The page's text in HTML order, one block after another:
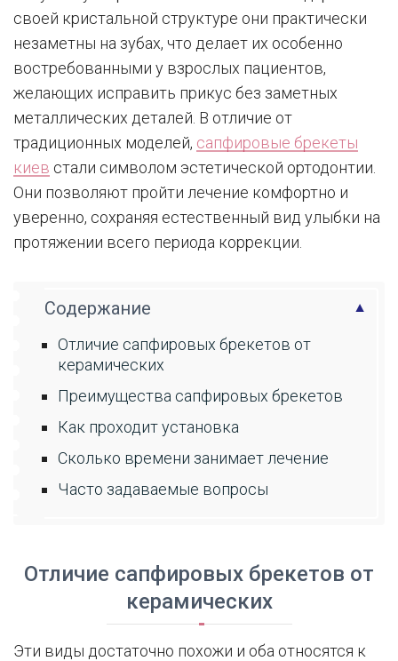
своей кристальной структуре они практически
незаметны на зубах, что делает их особенно
востребованными у взрослых пациентов,
желающих исправить прикус без заметных
металлических деталей. В отличие от
традиционных моделей, сапфировые брекеты
киев стали символом эстетической ортодонтии.
Они позволяют пройти лечение комфортно и
уверенно, сохраняя естественный вид улыбки на
протяжении всего периода коррекции.
Содержание
Отличие сапфировых брекетов от
керамических
Преимущества сапфировых брекетов
Как проходит установка
Сколько времени занимает лечение
Часто задаваемые вопросы
Отличие сапфировых брекетов от
керамических
Эти виды достаточно похожи и оба относятся к